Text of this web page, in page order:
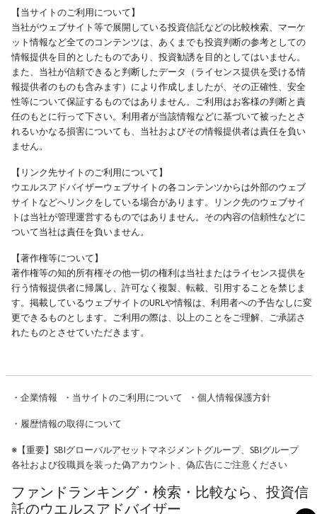
【当サイトのご利用について】
当社がウェブサイト等で展開している投資信託などの比較検索、マーケ
ット情報など全てのコンテンツは、あくまでも投資判断の参考としての
情報提供を目的としたものであり、投資勧誘を目的としてはいません。
また、当社が信頼できると判断したデータ（ライセンス提供を受ける情
報提供者のものも含みます）により作成しましたが、その正確性、安全
性等について保証するものではありません。ご利用はお客様の判断と責
任のもとに行って下さい。利用者が当該情報などに基づいて被ったとさ
れるいかなる損害についても、当社およびその情報提供者は責任を負い
ません。
【リンク先サイトのご利用について】
ウエルスアドバイザーウェブサイトの各コンテンツからは外部のウェブ
サイトなどへリンクをしている場合があります。リンク先のウェブサイ
トは当社が管理運営するものではありません。その内容の信頼性などに
ついて当社は責任を負いません。
【著作権等について】
著作権等の知的所有権その他一切の権利は当社またはライセンス提供を
行う情報提供者に帰属し、許可なく複製、転載、引用することを禁じま
す。掲載しているウェブサイトのURLや情報は、利用者への予告なしに変
更できるものとします。ご利用の際は、以上のことをご理解、ご承諾さ
れたものとさせていただきます。
・ 企業情報 ・ 当サイトのご利用について ・ 個人情報保護方針
・ 履歴情報の取得について
※【重要】SBIグローバルアセットマネジメントグループ、SBIグループ
各社および役職員を装った偽アカウント、偽広告にご注意ください
ファンドランキング・検索・比較なら、投資信
託のウエルスアドバイザー